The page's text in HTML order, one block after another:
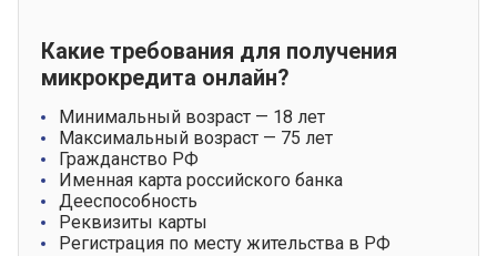
Какие требования для получения
микрокредита онлайн?
Минимальный возраст — 18 лет
Максимальный возраст — 75 лет
Гражданство РФ
Именная карта российского банка
Дееспособность
Реквизиты карты
Регистрация по месту жительства в РФ